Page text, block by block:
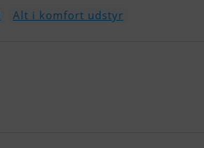
Alt i komfort udstyr